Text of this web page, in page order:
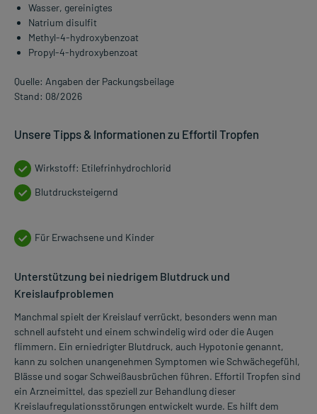
Wasser, gereinigtes
Natrium disulfit
Methyl-4-hydroxybenzoat
Propyl-4-hydroxybenzoat
Quelle: Angaben der Packungsbeilage
Stand: 08/2026
Unsere Tipps & Informationen zu Effortil Tropfen
Wirkstoff: Etilefrinhydrochlorid
Blutdrucksteigernd
Für Erwachsene und Kinder
Unterstützung bei niedrigem Blutdruck und
Kreislaufproblemen
Manchmal spielt der Kreislauf verrückt, besonders wenn man
schnell aufsteht und einem schwindelig wird oder die Augen
flimmern. Ein erniedrigter Blutdruck, auch Hypotonie genannt,
kann zu solchen unangenehmen Symptomen wie Schwächegefühl,
Blässe und sogar Schweißausbrüchen führen. Effortil Tropfen sind
ein Arzneimittel, das speziell zur Behandlung dieser
Kreislaufregulationsstörungen entwickelt wurde. Es hilft dem